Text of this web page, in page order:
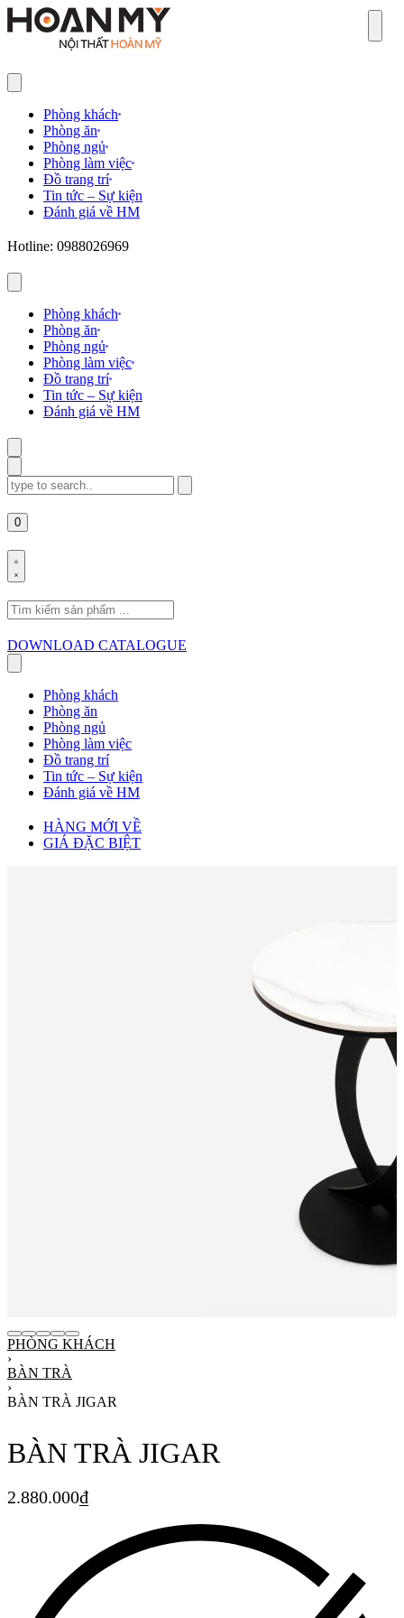
Phòng khách
Phòng ăn
Phòng ngủ
Phòng làm việc
Đồ trang trí
Tin tức – Sự kiện
Đánh giá về HM
Hotline: 0988026969
Phòng khách
Phòng ăn
Phòng ngủ
Phòng làm việc
Đồ trang trí
Tin tức – Sự kiện
Đánh giá về HM
Search
for:
0
Search
for:
DOWNLOAD CATALOGUE
Phòng khách
Phòng ăn
Phòng ngủ
Phòng làm việc
Đồ trang trí
Tin tức – Sự kiện
Đánh giá về HM
HÀNG MỚI VỀ
GIÁ ĐẶC BIỆT
PHÒNG KHÁCH
›
BÀN TRÀ
›
BÀN TRÀ JIGAR
BÀN TRÀ JIGAR
2.880.000₫